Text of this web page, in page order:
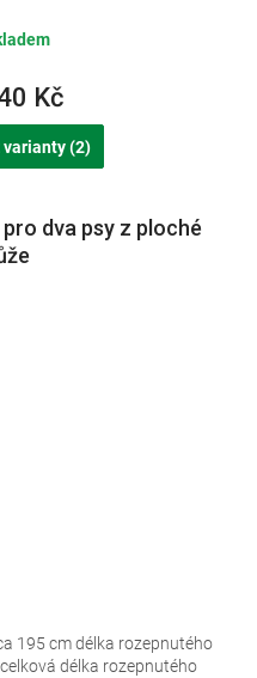
Kč
varianty (2)
dva psy z ploché
195 cm délka rozepnutého
délka rozepnutého